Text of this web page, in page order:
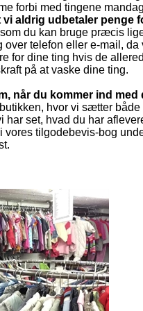
forbi med tingene
aldrig udbetaler penge
du kan bruge præcis
telefon eller e-mail,
for dine ting hvis de
på at vaske dine ting.
når du kommer ind med
hvor vi sætter
har set, hvad du har
tilgodebevis-bog